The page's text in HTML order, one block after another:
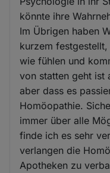
könnte ihre
Im Übrigen haben
kurzem
wie fühlen und
von statten geht ist
aber dass es
Homöopathie.
immer über alle
finde ich es sehr
verlangen die
Apotheken zu